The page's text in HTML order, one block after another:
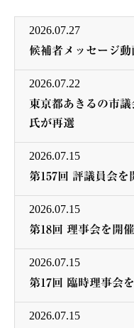
2026.07.27
候補者メッセージ
2026.07.22
東京都あきるの市
氏が再選
2026.07.15
第157回 評議員会を
2026.07.15
第18回 理事会を開催
2026.07.15
第17回 臨時理事会
2026.07.15